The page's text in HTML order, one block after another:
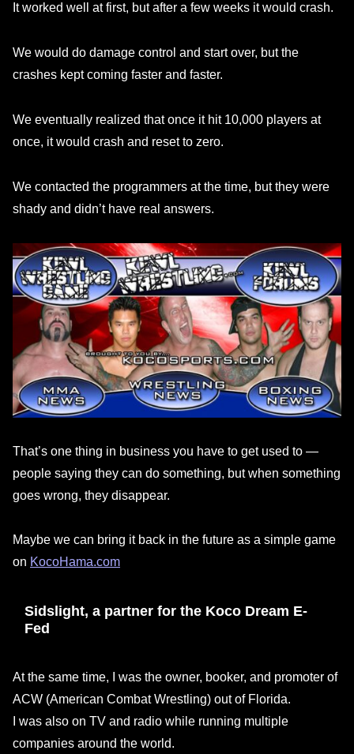
It worked well at first, but after a few weeks it would crash.
We would do damage control and start over, but the
crashes kept coming faster and faster.
We eventually realized that once it hit 10,000 players at
once, it would crash and reset to zero.
We contacted the programmers at the time, but they were
shady and didn’t have real answers.
That’s one thing in business you have to get used to —
people saying they can do something, but when something
goes wrong, they disappear.
Maybe we can bring it back in the future as a simple game
on KocoHama.com
Sidslight, a partner for the Koco Dream E-
Fed
At the same time, I was the owner, booker, and promoter of
ACW (American Combat Wrestling) out of Florida.
I was also on TV and radio while running multiple
companies around the world.